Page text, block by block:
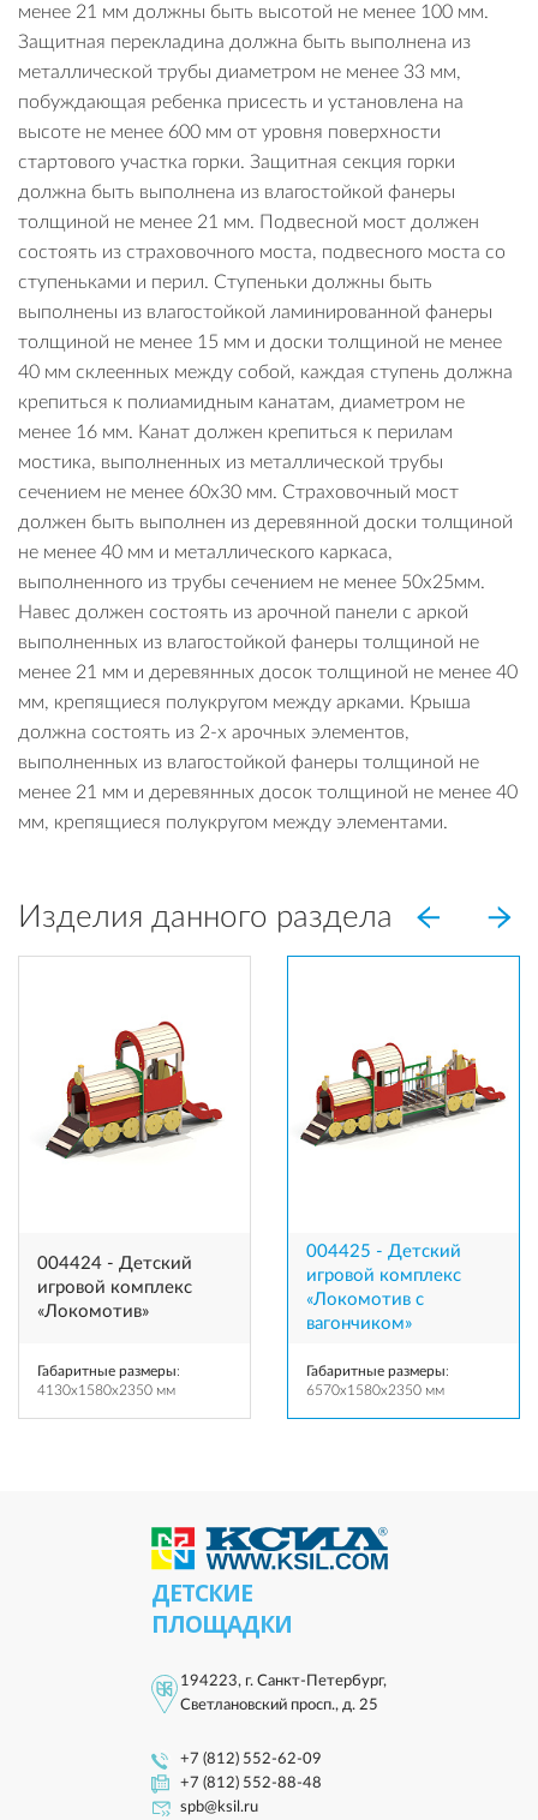
менее 21 мм должны быть высотой не менее 100 мм.
Защитная перекладина должна быть выполнена из
металлической трубы диаметром не менее 33 мм,
побуждающая ребенка присесть и установлена на
высоте не менее 600 мм от уровня поверхности
стартового участка горки. Защитная секция горки
должна быть выполнена из влагостойкой фанеры
толщиной не менее 21 мм. Подвесной мост должен
состоять из страховочного моста, подвесного моста со
ступеньками и перил. Ступеньки должны быть
выполнены из влагостойкой ламинированной фанеры
толщиной не менее 15 мм и доски толщиной не менее
40 мм склеенных между собой, каждая ступень должна
крепиться к полиамидным канатам, диаметром не
менее 16 мм. Канат должен крепиться к перилам
мостика, выполненных из металлической трубы
сечением не менее 60х30 мм. Страховочный мост
должен быть выполнен из деревянной доски толщиной
не менее 40 мм и металлического каркаса,
выполненного из трубы сечением не менее 50х25мм.
Навес должен состоять из арочной панели с аркой
выполненных из влагостойкой фанеры толщиной не
менее 21 мм и деревянных досок толщиной не менее 40
мм, крепящиеся полукругом между арками. Крыша
должна состоять из 2-х арочных элементов,
выполненных из влагостойкой фанеры толщиной не
менее 21 мм и деревянных досок толщиной не менее 40
мм, крепящиеся полукругом между элементами.
Изделия данного раздела
004424 - Детский
игровой комплекс
«Локомотив»
Габаритные размеры:
4130x1580x2350 мм
004425 - Детский
игровой комплекс
«Локомотив c
вагончиком»
Габаритные размеры:
6570x1580x2350 мм
ДЕТСКИЕ
ПЛОЩАДКИ
194223, г. Санкт-Петербург,
Светлановский просп., д. 25
+7 (812) 552-62-09
+7 (812) 552-88-48
spb@ksil.ru